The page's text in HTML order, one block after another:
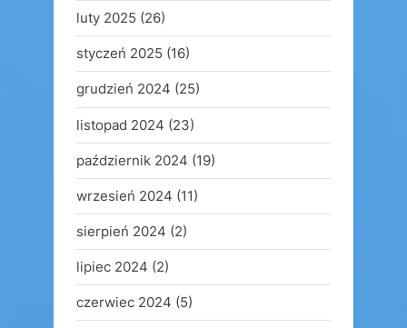
luty 2025 (26)
styczeń 2025 (16)
grudzień 2024 (25)
listopad 2024 (23)
październik 2024 (19)
wrzesień 2024 (11)
sierpień 2024 (2)
lipiec 2024 (2)
czerwiec 2024 (5)